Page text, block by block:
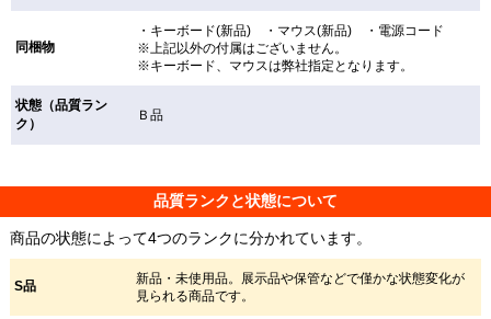
同梱物
・キーボード(新品) ・マウス(新品) ・電源コード
※上記以外の付属はございません。
※キーボード、マウスは弊社指定となります。
状態（品質ラン
ク）
Ｂ品
品質ランクと状態について
商品の状態によって4つのランクに分かれています。
S品
新品・未使用品。展示品や保管などで僅かな状態変化が
見られる商品です。